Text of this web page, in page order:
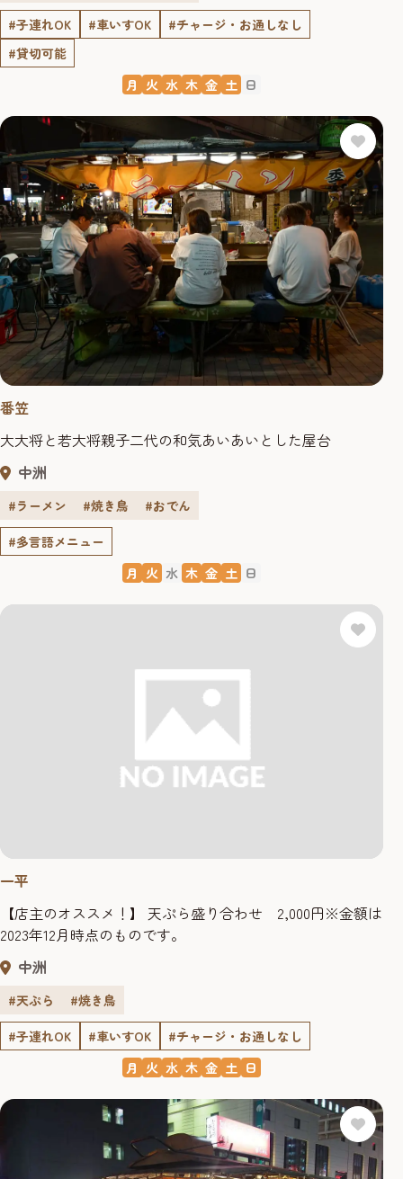
#子連れOK
#車いすOK
#チャージ・お通しなし
#貸切可能
月 火 水 木 金 土 日
番笠
大大将と若大将親子二代の和気あいあいとした屋台
中洲
#ラーメン #焼き鳥
#おでん
#多言語メニュー
月 火 水 木 金 土 日
一平
【店主のオススメ！】 天ぷら盛り合わせ 2,000円※金額は
2023年12月時点のものです。
中洲
#天ぷら
#焼き鳥
#子連れOK
#車いすOK
#チャージ・お通しなし
月 火 水 木 金 土 日